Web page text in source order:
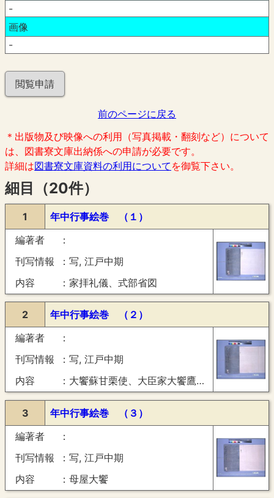
-
画像
-
閲覧申請
前のページに戻る
＊出版物及び映像への利用（写真掲載・翻刻など）について
は、図書寮文庫出納係への申請が必要です。
詳細は図書寮文庫資料の利用について を御覧下さい。
細目（20件）
1
年中行事絵巻 （１）
編著者
刊写情報
写, 江戸中期
内容
家拝礼儀、式部省図
2
年中行事絵巻 （２）
編著者
刊写情報
写, 江戸中期
内容
大饗蘇甘栗使、大臣家大饗鷹飼等帰参、大饗尊者牛飼饗
3
年中行事絵巻 （３）
編著者
刊写情報
写, 江戸中期
内容
母屋大饗